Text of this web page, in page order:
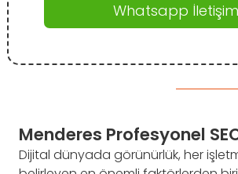
Whatsapp İletişim
Menderes Profesyonel
Dijital dünyada görünürlük, her